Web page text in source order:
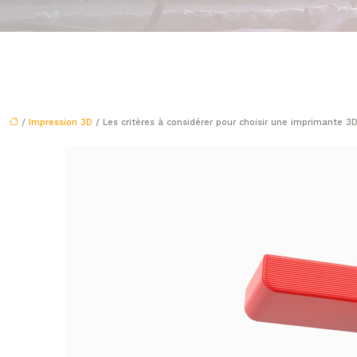
/ Impression 3D / Les critères à considérer pour choisir une imprimante 3D